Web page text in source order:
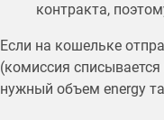
контракта,
Если на кошельке
(комиссия
нужный объем energy